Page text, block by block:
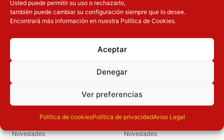
Usted puede permitir su uso o rechazarlo,
también puede cambiar su configuración siempre que lo desee.
Encontrará más información en nuestra Política de Cookies.
Aceptar
Denegar
Ver preferencias
Política de cookiesPolítica de privacidadAviso Legal
PUEDEN INTERESAR
Inicie sesión
Novedades
Inicie sesión
Novedades